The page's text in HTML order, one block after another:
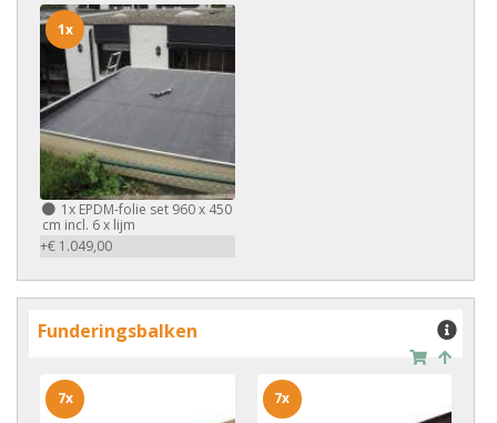
1x EPDM-folie set 960 x 450
cm incl. 6 x lijm
+€ 1.049,00
1x
Funderingsbalken
7x 7x